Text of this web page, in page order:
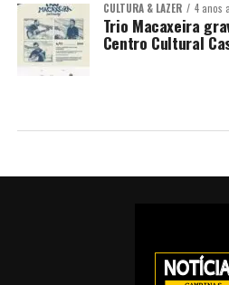
CULTURA & LAZER 4 anos
Trio Macaxeira
Centro Cultural